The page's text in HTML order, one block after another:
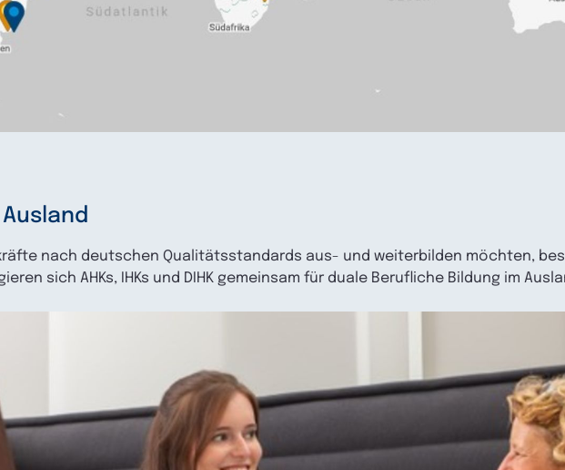
nach deutschen Qualitätsstandards aus- und weiterbilden möchten,
sich AHKs, IHKs und DIHK gemeinsam für duale Berufliche Bildung im